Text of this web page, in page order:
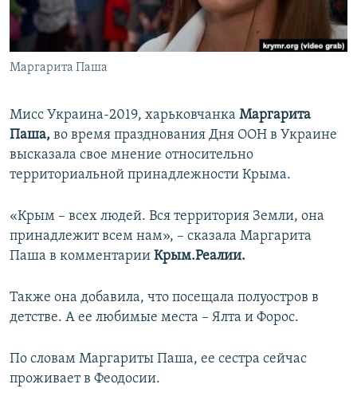
ПОБЕДИТЕЛЕЙ НЕ СУДЯТ?
КРЫМ.НЕПОКОРЕННЫЙ
ELIFBE
ПРИСОЕДИНЯЙТЕСЬ!
Все сайты RFE/RL
Маргарита Паша
Мисс Украина-2019, харьковчанка Маргарита
Паша, во время празднования Дня ООН в Украине
высказала свое мнение относительно
территориальной принадлежности Крыма.
«Крым – всех людей. Вся территория Земли, она
принадлежит всем нам», – сказала Маргарита
Паша в комментарии Крым.Реалии.
Также она добавила, что посещала полуостров в
детстве. А ее любимые места – Ялта и Форос.
По словам Маргариты Паша, ее сестра сейчас
проживает в Феодосии.